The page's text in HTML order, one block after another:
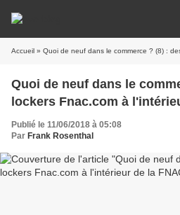
Accueil » Quoi de neuf dans le commerce ? (8) : des
Quoi de neuf dans le
lockers Fnac.com à
Publié le 11/06/2018 à 05:08
Par Frank Rosenthal